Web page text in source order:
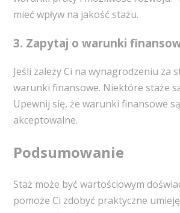
mieć wpływ na jakość stażu.
3. Zapytaj o warunki
Jeśli zależy Ci na wynagrodzeniu za
warunki finansowe. Niektóre staże
Upewnij się, że warunki finansowe
akceptowalne.
Podsumowanie
Staż może być wartościowym
pomoże Ci zdobyć praktyczne